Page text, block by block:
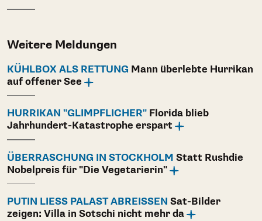
Weitere Meldungen
KÜHLBOX ALS RETTUNG Mann überlebte Hurrikan
auf offener See
HURRIKAN "GLIMPFLICHER" Florida blieb
Jahrhundert-Katastrophe erspart
ÜBERRASCHUNG IN STOCKHOLM Statt Rushdie
Nobelpreis für "Die Vegetarierin"
PUTIN LIESS PALAST ABREISSEN
Sat-Bilder
zeigen: Villa in Sotschi nicht mehr da